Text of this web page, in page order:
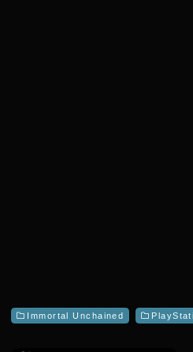
Immortal Unchained